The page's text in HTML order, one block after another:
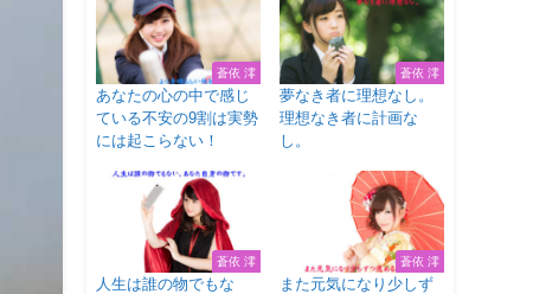
蒼依 澪
あなたの心の中で感じ
ている不安の9割は実勢
には起こらない！
蒼依 澪
夢なき者に理想なし。
理想なき者に計画な
し。
蒼依 澪
人生は誰の物でもな
蒼依 澪
また元気になり少しず